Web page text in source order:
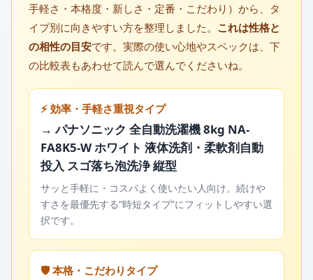
手軽さ・本格度・新しさ・定番・こだわり）から、タ
イプ別に向きやすい方を整理しました。 これは性格と
の相性の目安です。実際の使い心地やスペックは、下
の比較表もあわせて読んで選んでくださいね。
⚡ 効率・手軽さ重視タイプ
→ パナソニック 全自動洗濯機 8kg NA-
FA8K5-W ホワイト 液体洗剤・柔軟剤自動
投入 スゴ落ち泡洗浄 縦型
サッと手軽に・コスパよく使いたい人向け。続けや
すさを最優先する“時短タイプ”にフィットしやすい選
択です。
🛡️ 本格・こだわりタイプ